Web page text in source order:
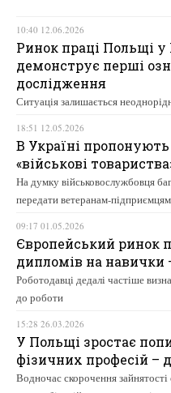
10:40 12.06.2026
Ринок праці Польщі у
демонструє перші
дослідження
Ситуація залишається
18:51 12.05.2026
В Україні
«військові
На думку військовослужбовця
передати ветеранам-підприємцям
09:17 01.05.2026
Європейський ринок
дипломів на навички
Роботодавці дедалі частіше
до роботи
15:28 26.03.2026
У Польщі зростає
фізичних професій –
Водночас скорочення зайнятості